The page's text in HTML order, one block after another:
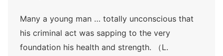
Many a young man … totally unconscious that
his criminal act was sapping to the very
foundation his health and strength. （L.